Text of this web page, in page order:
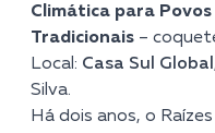
Climática para
Tradicionais –
Local: Casa Sul Global
Silva.
Há dois anos, o